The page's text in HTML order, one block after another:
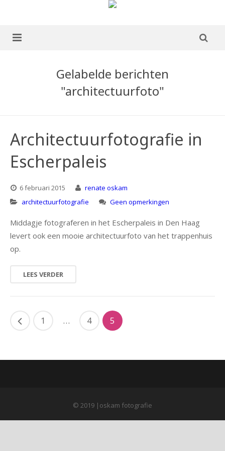
Boek te koop
blog
ervaringen
contact
natuur
portret
Gelabelde berichten
"architectuurfoto"
Architectuurfotografie in
Escherpaleis
6 februari 2015
renate oskam
architectuurfotografie
Geen opmerkingen
Middagje fotograferen in het Escherpaleis in Den Haag
levert ook een mooie architectuurfoto van het trappenhuis
op.
LEES VERDER
1 … 4 5
© 2019 |oskam fotografie